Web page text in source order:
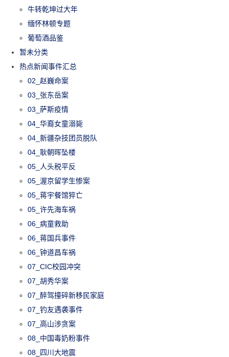
牛转乾坤过大年
缅怀林顿专题
葡萄酒品鉴
暂未分类
热点新闻事件汇总
02_赵巍命案
03_张东岳案
03_萨斯疫情
04_华裔女童溺毙
04_新疆杂技团员脱队
04_耿朝晖坠楼
05_人头税平反
05_渥京留学生惨案
05_蒋宇餐馆猝亡
05_许先海车祸
06_病童救助
06_蒋国兵事件
06_钟道昌车祸
07_CIC校园冲突
07_胡秀华案
07_醉驾撞碎新移民家庭
07_钓友遇袭事件
07_高山涉贪案
08_中国毒奶粉事件
08_四川大地震